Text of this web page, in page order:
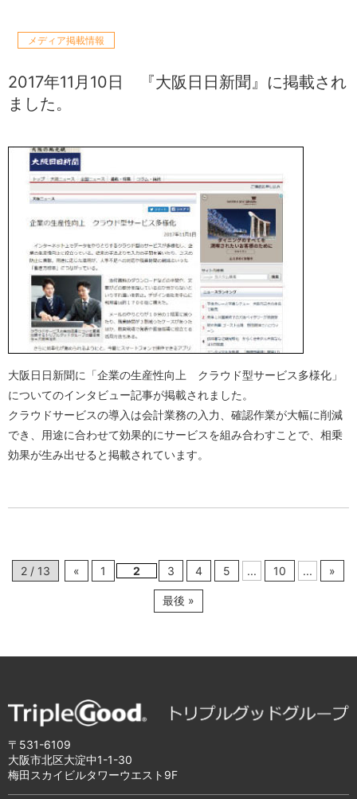
メディア掲載情報
2017年11月10日
『大阪日日新聞』に掲載され
ました。
大阪日日新聞に「企業の生産性向上 クラウド型サービス多様化」
についてのインタビュー記事が掲載されました。
クラウドサービスの導入は会計業務の入力、確認作業が大幅に削減
でき、用途に合わせて効果的にサービスを組み合わすことで、相乗
効果が生み出せると掲載されています。
2 / 13 « 1 2 3 4 5 ... 10 ... »
最後 »
〒531-6109
大阪市北区大淀中1-1-30
梅田スカイビルタワーウエスト9F